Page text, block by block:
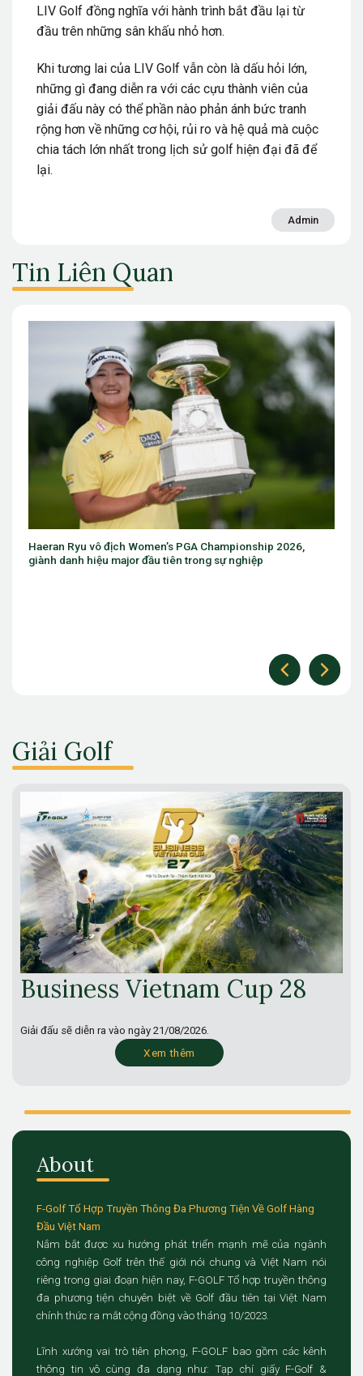
LIV Golf đồng nghĩa với hành trình bắt đầu lại từ
đầu trên những sân khấu nhỏ hơn.
Khi tương lai của LIV Golf vẫn còn là dấu hỏi lớn,
những gì đang diễn ra với các cựu thành viên của
giải đấu này có thể phần nào phản ánh bức tranh
rộng hơn về những cơ hội, rủi ro và hệ quả mà cuộc
chia tách lớn nhất trong lịch sử golf hiện đại đã để
lại.
Admin
Tin Liên Quan
Eugenio Chacarra thắng bùng nổ tại Italian Open, giành vé dự
The Open
Giải Golf
Business Vietnam Cup 28
Giải đấu sẽ diễn ra vào ngày 21/08/2026.
Xem thêm
About
F-Golf Tổ Hợp Truyền Thông Đa Phương Tiện Về Golf Hàng
Đầu Việt Nam
Nắm bắt được xu hướng phát triển mạnh mẽ của ngành
công nghiệp Golf trên thế giới nói chung và Việt Nam nói
riêng trong giai đoạn hiện nay, F-GOLF Tổ hợp truyền thông
đa phương tiện chuyên biệt về Golf đầu tiên tại Việt Nam
chính thức ra mắt cộng đồng vào tháng 10/2023.
Lĩnh xướng vai trò tiên phong, F-GOLF bao gồm các kênh
thông tin vô cùng đa dạng như: Tạp chí giấy F-Golf &